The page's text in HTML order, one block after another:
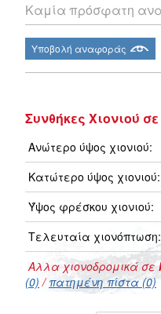
Καμία πρόσφατη
Υποβολή αναφοράς
Συνθήκες Χιονιού
Ανώτερο ύψος χιονιού:
Κατώτερο ύψος χιονιού:
Ύψος φρέσκου χιονιού:
Τελευταία χιονόπτωση:
Αλλα χιονοδρομικά σε
(0) /πατημένη πίστα (0)